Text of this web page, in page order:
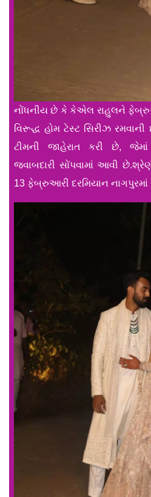
નોંધનીય છે કે કેએલ રાહુલને
વિરૂદ્ધ હોમ ટેસ્ટ સિરીઝ
ટીમની જાહેરાત કરી છે,
જવાબદારી સોંપવામાં આવી
13 ફેબ્રુઆરી દરમિયાન નાગપુરમાં